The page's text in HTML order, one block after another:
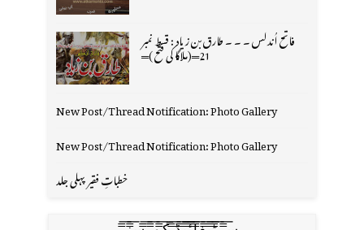
فاتح اُندلس ۔ ۔ ۔ طارق بن زیاد : قسط نمبر
21═(ملاگا کی فتح )═
New Post/Thread Notification: Photo Gallery
New Post/Thread Notification: Photo Gallery
خطباتِ فقیر پہلی جلد